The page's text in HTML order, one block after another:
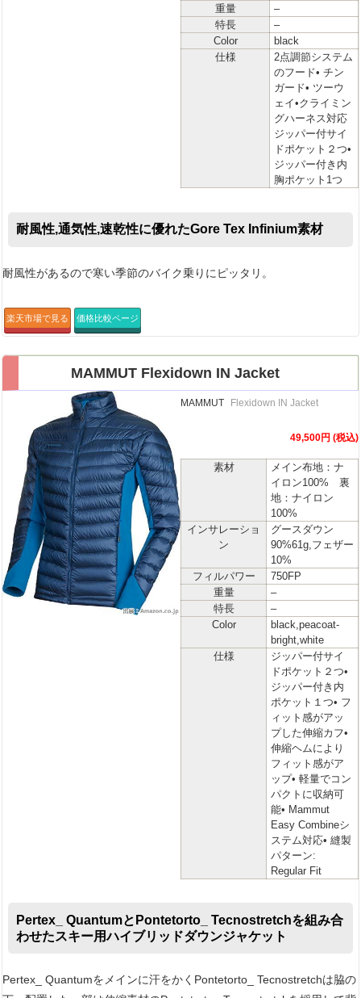
重量
–
特長
–
Color
black
仕様
2点調節システム
のフード• チン
ガード• ツーウ
ェイ•クライミン
グハーネス対応
ジッパー付サイ
ドポケット２つ•
ジッパー付き内
胸ポケット1つ
耐風性,通気性,速乾性に優れたGore Tex Infinium素材
耐風性があるので寒い季節のバイク乗りにピッタリ。
楽天市場で見る 価格比較ページ
MAMMUT Flexidown IN Jacket
MAMMUT Flexidown IN Jacket
49,500円 (税込)
素材
メイン布地：ナ
イロン100% 裏
地：ナイロン
100%
インサレーショ
ン
グースダウン
90%61g,フェザー
10%
フィルパワー
750FP
重量
–
特長
–
Color
black,peacoat-
bright,white
仕様
ジッパー付サイ
ドポケット２つ•
ジッパー付き内
ポケット１つ• フ
ィット感がアッ
プした伸縮カフ•
伸縮ヘムにより
フィット感がア
ップ• 軽量でコン
パクトに収納可
能• Mammut
Easy Combineシ
ステム対応• 縫製
パターン:
Regular Fit
Pertex_ QuantumとPontetorto_ Tecnostretchを組み合
わせたスキー用ハイブリッドダウンジャケット
Pertex_ Quantumをメインに汗をかくPontetorto_ Tecnostretchは脇の